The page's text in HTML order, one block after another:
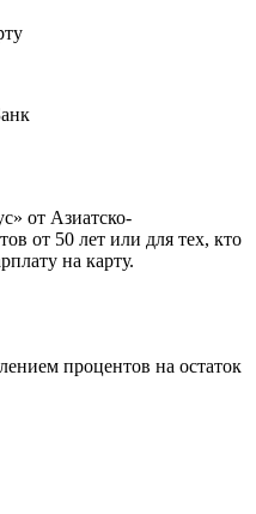
от Азиатско-
от 50 лет или для тех, кто
на карту.
процентов на остаток